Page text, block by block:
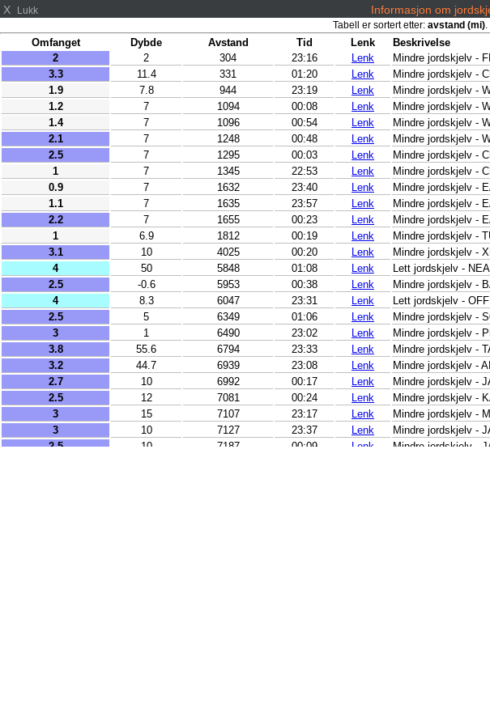
X Lukk Informasjon om
Tabell er sortert etter: avstand (mi)
Omfanget Dybde Avstand Tid Lenk
Beskrivelse
2
2 304 23:16 Lenk
Mindre jordskjelv -
3.3
11.4 331 01:20 Lenk
Mindre jordskjelv -
1.9
7.8 944 23:19 Lenk
Mindre jordskjelv -
1.2
7 1094 00:08 Lenk
Mindre jordskjelv -
1.4
7 1096 00:54 Lenk
Mindre jordskjelv -
2.1
7 1248 00:48 Lenk
Mindre jordskjelv -
2.5
7 1295 00:03 Lenk
Mindre jordskjelv -
1
7 1345 22:53 Lenk
Mindre jordskjelv -
0.9
7 1632 23:40 Lenk
Mindre jordskjelv -
1.1
7 1635 23:57 Lenk
Mindre jordskjelv -
2.2
7 1655 00:23 Lenk
Mindre jordskjelv -
1
6.9 1812 00:19 Lenk
Mindre jordskjelv -
3.1
10 4025 00:20 Lenk
Mindre jordskjelv -
4
50 5848 01:08 Lenk
Lett jordskjelv -
2.5
-0.6 5953 00:38 Lenk
Mindre jordskjelv -
4
8.3 6047 23:31 Lenk
Lett jordskjelv -
2.5
5 6349 01:06 Lenk
Mindre jordskjelv -
3
1 6490 23:02 Lenk
Mindre jordskjelv -
3.8
55.6 6794 23:33 Lenk
Mindre jordskjelv -
3.2
44.7 6939 23:08 Lenk
Mindre jordskjelv -
2.7
10 6992 00:17 Lenk
Mindre jordskjelv -
2.5
12 7081 00:24 Lenk
Mindre jordskjelv -
3
15 7107 23:17 Lenk
Mindre jordskjelv -
3
10 7127 23:37 Lenk
Mindre jordskjelv -
2.5
10 7187 00:09 Lenk
Mindre jordskjelv -